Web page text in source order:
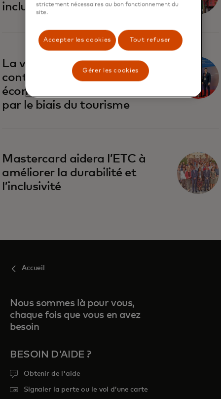
inclusif
La vision de Mastercard va
contribuer à la relance
économique de l’Ukraine
par le biais du tourisme
s’ouvre dans un nouvel onglet
Mastercard aidera l’ETC à
améliorer la durabilité et
l’inclusivité
s’ouvre dans un nouvel onglet
Accueil
Nous sommes là pour vous,
chaque fois que vous en avez
besoin
BESOIN D'AIDE ?
Obtenir de l'aide
Signaler la perte ou le vol d’une carte
strictement nécessaires au bon fonctionnement du
site.
Accepter les cookies Tout refuser
Gérer les cookies